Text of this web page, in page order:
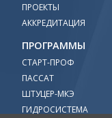
ПРОЕКТЫ
АККРЕДИТАЦИЯ
ПРОГРАММЫ
СТАРТ-ПРОФ
ПАССАТ
ШТУЦЕР-МКЭ
ГИДРОСИСТЕМА